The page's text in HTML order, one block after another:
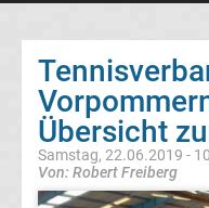
Damen
Alle
Wimbledonsieger
Übersicht
Samstag, 22.06.2019 -
Von: Robert Freiberg